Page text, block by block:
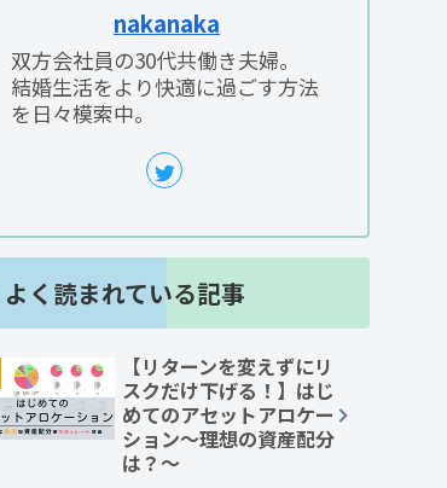
nakanaka
双方会社員の30代共働き夫婦。
結婚生活をより快適に過ごす方法
を日々模索中。
よく読まれている記事
【リターンを変えずにリ
スクだけ下げる！】はじ
めてのアセットアロケー
ション～理想の資産配分
は？～